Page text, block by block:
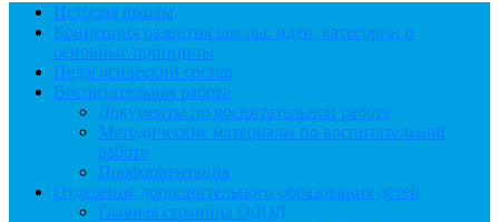
История школы
Концепция развития школы: идеи, категории и
основные принципы
Педагогический состав
Воспитательная работа
Документы по воспитательной работе
Методические материалы по воспитательной
работе
Профориентация
Отделение дополнительного образования детей
Главная страница ОДОД